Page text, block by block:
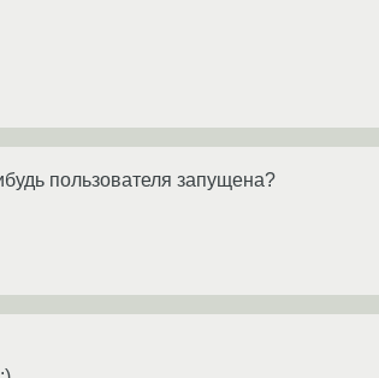
пользователя запущена?